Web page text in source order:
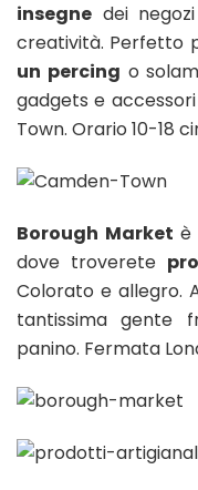
insegne dei
creatività. Perfetto
un percing o
gadgets e
Town. Orario 10-18
Borough Market è
dove troverete
Colorato e allegro.
tantissima gente
panino. Fermata